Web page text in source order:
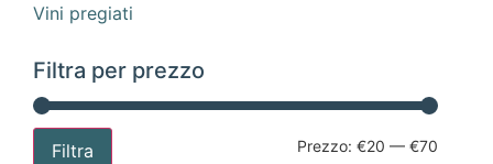
Vini pregiati
Filtra per prezzo
Filtra Prezzo: €20 — €70